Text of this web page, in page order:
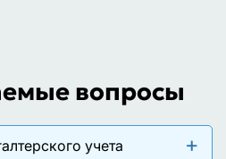
вопросы
учета